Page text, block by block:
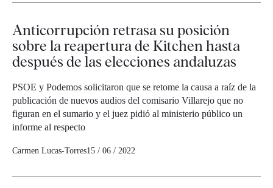
Anticorrupción retrasa su posición
sobre la reapertura de Kitchen hasta
después de las elecciones andaluzas
PSOE y Podemos solicitaron que se retome la causa a raíz de la
publicación de nuevos audios del comisario Villarejo que no
figuran en el sumario y el juez pidió al ministerio público un
informe al respecto
Carmen Lucas-Torres15 / 06 / 2022